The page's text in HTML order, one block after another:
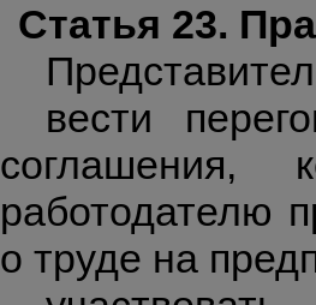
Статья 23.
вести
соглашения,
работодателю
о труде на